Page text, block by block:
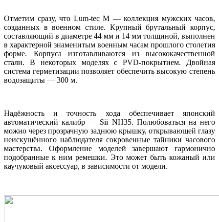
Отметим сразу, что Lum-tec M — коллекция мужских часов,
созданных в военном стиле. Крупный брутальный корпус,
составляющий в диаметре 44 мм и 14 мм толщиной, выполнен
в характерной знаменитым военным часам прошлого столетия
форме. Корпуса изготавливаются из высококачественной
стали. В некоторых моделях с PVD-покрытием. Двойная
система герметизации позволяет обеспечить высокую степень
водозащиты — 300 м.
Надёжность и точность хода обеспечивает японский
автоматический калибр — Sii NH35. Полюбоваться на него
можно через прозрачную заднюю крышку, открывающей глазу
неискушённого наблюдателя сокровенные тайники часового
мастерства. Оформление моделей завершают гармонично
подобранные к ним ремешки. Это может быть кожаный или
каучуковый аксессуар, в зависимости от модели.